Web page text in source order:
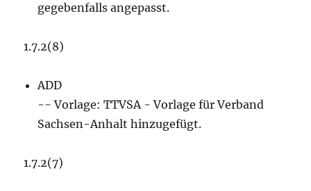
gegebenfalls angepasst.
1.7.2(8)
ADD
-- Vorlage: TTVSA - Vorlage für Verband
Sachsen-Anhalt hinzugefügt.
1.7.2(7)